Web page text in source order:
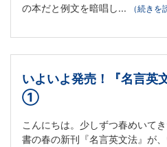
ス
の本だと例文を暗唱し...
（続きを
いよいよ発売！『名言英
①
こんにちは。少しずつ春めいて
書の春の新刊『名言英文法』が